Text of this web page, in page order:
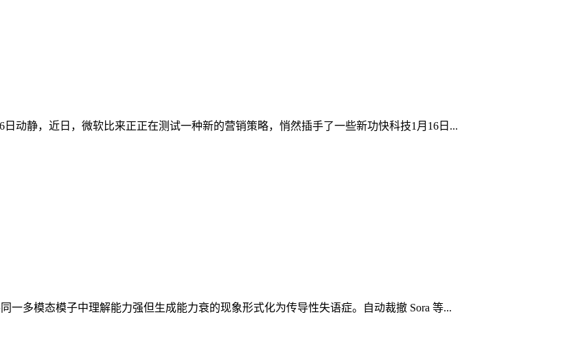
动静，近日，微软比来正正在测试一种新的营销策略，悄然插手了一些新功快科技1月16日...
一多模态模子中理解能力强但生成能力衰的现象形式化为传导性失语症。自动裁撤 Sora 等...